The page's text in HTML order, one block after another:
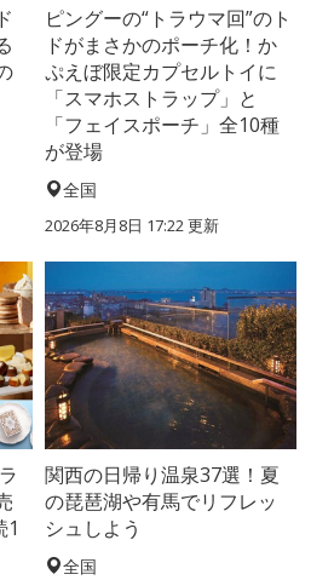
ピングーの“トラウマ回”のト
ドがまさかのポーチ化！か
ぷえぼ限定カプセルトイに
「スマホストラップ」と
「フェイスポーチ」全10種
が登場
全国
2026年8月8日 17:22更新
1
関西の日帰り温泉37選！夏
の琵琶湖や有馬でリフレッ
シュしよう
全国